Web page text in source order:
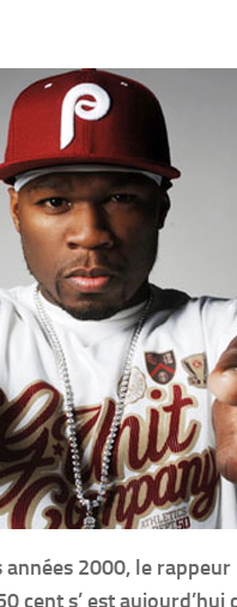
2000, le
cent s’ est